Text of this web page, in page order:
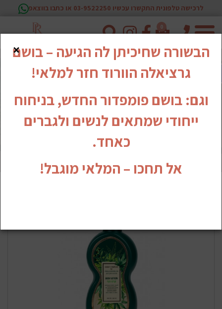
לרכישה טלפונית התקשרו עכשיו 03-9522250 או כתבו בווצאפ
טלפון
0
×
הבשורה שחיכיתן לה הגיעה – בושם
גרציאלה הוורוד חזר למלאי!
וגם: בושם פומפדור החדש, בניחוח
ייחודי שמתאים לנשים ולגברים
כאחד.
אל תחכו – המלאי מוגבל!